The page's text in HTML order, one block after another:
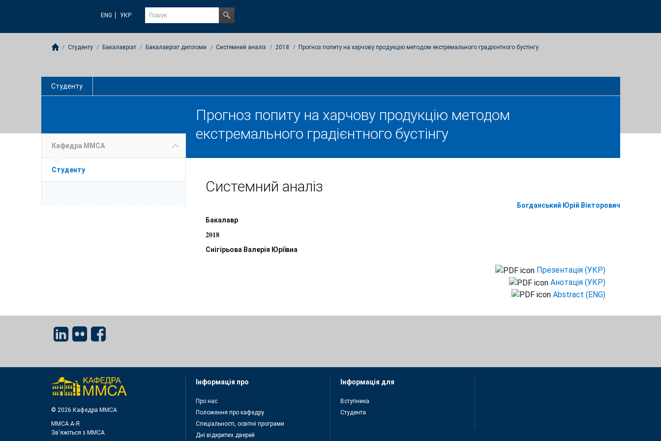
ENG УКР
Студенту Бакалавріат Бакалавріат дипломи Системний аналіз 2018 Прогноз попиту на харчову продукцію методом екстремального градієнтного бустінгу
Студенту
Прогноз попиту на харчову продукцію методом
екстремального градієнтного бустінгу
Кафедра ММСА
Студенту
Системний аналіз
Богданський Юрій Вікторович
Бакалавр
2018
Снігірьова Валерія Юріївна
Презентація (УКР)
Анотація (УКР)
Abstract (ENG)
© 2026 Кафедра ММСА
ММСА A-Я
Зв'яжіться з MMСА
Інформація про
Про нас
Положення про кафедру
Спеціальності, освітні програми
Дні відкритих дверей
Інформація для
Вступника
Студента